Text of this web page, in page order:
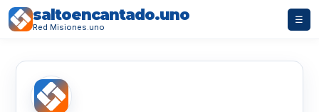
saltoencantado.uno
Red Misiones.uno
☰